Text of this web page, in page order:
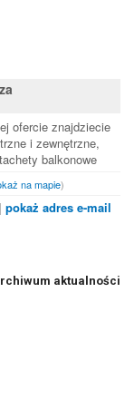
ofercie znajdziecie
i zewnętrzne,
balkonowe
na mapie)
| pokaż adres e-mail
aktualności